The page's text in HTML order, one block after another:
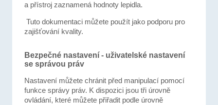
a přístroj zaznamená hodnoty lepidla.
Tuto dokumentaci můžete použít jako podporu pro
zajišťování kvality.
Bezpečné nastavení - uživatelské nastavení
se správou práv
Nastavení můžete chránit před manipulací pomocí
funkce správy práv. K dispozici jsou tři úrovně
ovládání, které můžete přiřadit podle úrovně